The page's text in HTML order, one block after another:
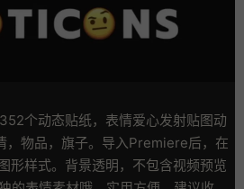
个动态贴纸，表情爱心发射贴图动
，物品，旗子。导入Premiere后，在
形样式。背景透明，不包含视频预览